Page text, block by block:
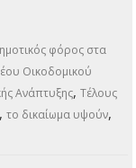
φόρος στα
Οικοδομικού
Ανάπτυξης,Τέλους
,το δικαίωμα υψούν,